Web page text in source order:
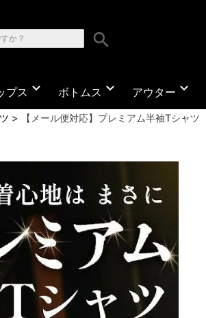
search
プス expand_more ボトムス expand_more アウター expand_more
【メール便対応】プレミアム半袖Tシャツ